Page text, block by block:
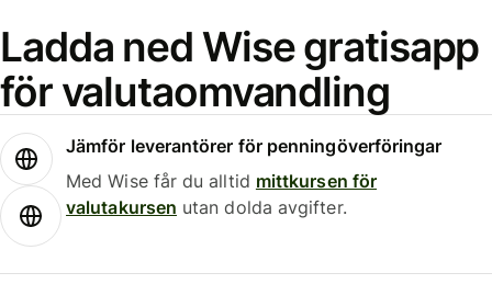
Ladda ned Wise gratisapp
för valutaomvandling
Jämför leverantörer för penningöverföringar
Med Wise får du alltid mittkursen för
valutakursen utan dolda avgifter.